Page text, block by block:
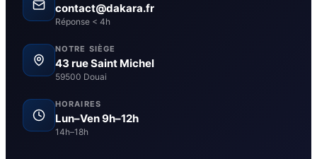
contact@dakara.fr
Réponse < 4h
NOTRE SIÈGE
43 rue Saint Michel
59500 Douai
HORAIRES
Lun–Ven 9h–12h
14h–18h